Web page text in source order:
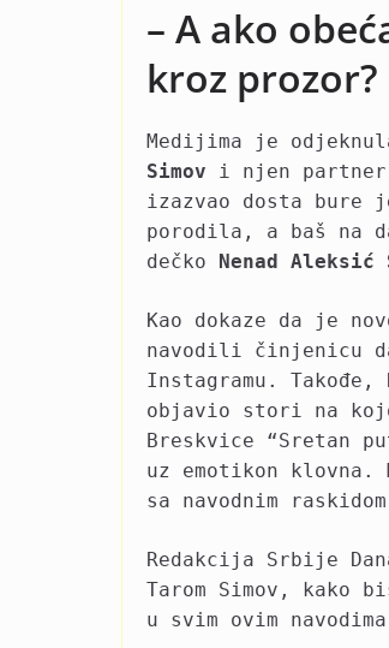
– A ako
kroz prozor?
Medijima je
Simov i njen partner
izazvao dosta bure
porodila, a baš na
dečko Nenad Aleksić
Kao dokaze da je
navodili činjenicu
Instagramu.
objavio stori na
Breskvice “Sretan
uz emotikon
sa navodnim
Redakcija Srbije
Tarom Simov, kako
u svim ovim